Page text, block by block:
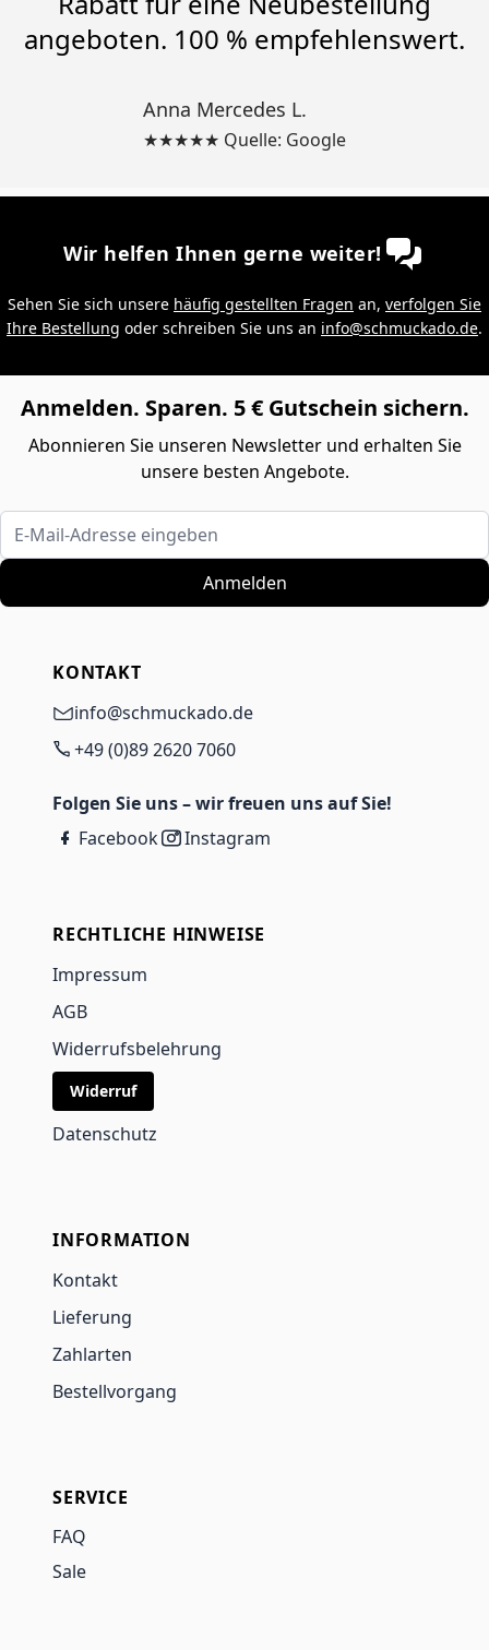
angeboten. 100 % empfehlenswert.
Anna Mercedes L.
★★★★★ Quelle: Google
Wir helfen Ihnen gerne weiter!
Sehen Sie sich unsere häufig gestellten Fragen an, verfolgen Sie
Ihre Bestellung oder schreiben Sie uns an info@schmuckado.de.
Anmelden. Sparen. 5 € Gutschein sichern.
Abonnieren Sie unseren Newsletter und erhalten Sie
unsere besten Angebote.
E-Mail-Adresse eingeben
Anmelden
KONTAKT
info@schmuckado.de
+49 (0)89 2620 7060
Folgen Sie uns – wir freuen uns auf Sie!
Facebook
Instagram
RECHTLICHE HINWEISE
Impressum
AGB
Widerrufsbelehrung
Widerruf
Datenschutz
INFORMATION
Kontakt
Lieferung
Zahlarten
Bestellvorgang
SERVICE
FAQ
Sale